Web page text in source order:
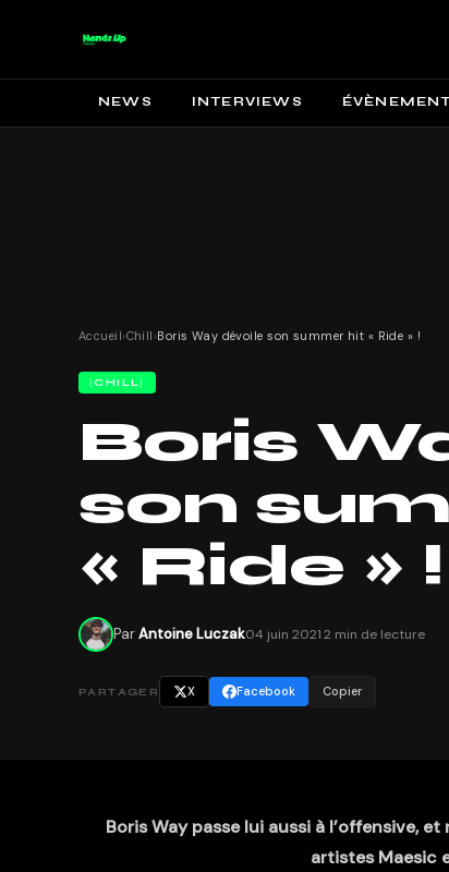
NEWS INTERVIEWS
Accueil›Chill ›Boris Way dévoile son summer hit « Ride » !
CHILL
Boris
son
« Ride » !
ParAntoine Luczak04 juin 20212 min de lecture
PARTAGER X Facebook Copier
Boris Way passe lui aussi à l’offensive,
artistes Maesic